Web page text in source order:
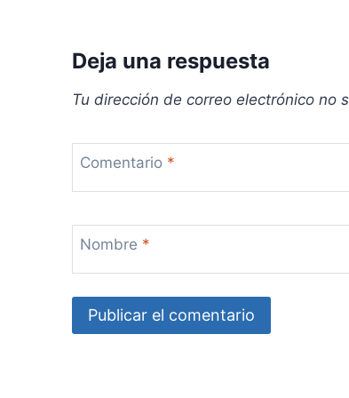
Deja una respuesta
Tu dirección de correo electrónico no
Comentario *
Nombre *